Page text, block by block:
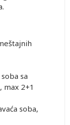
sa
2+1
soba,